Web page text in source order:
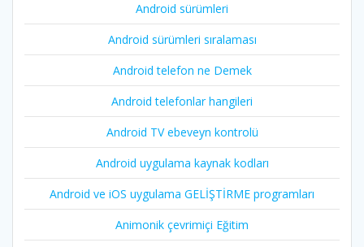
Android sürümleri
Android sürümleri sıralaması
Android telefon ne Demek
Android telefonlar hangileri
Android TV ebeveyn kontrolü
Android uygulama kaynak kodları
Android ve iOS uygulama GELİŞTİRME programları
Animonik çevrimiçi Eğitim